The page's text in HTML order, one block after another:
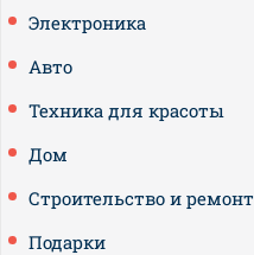
Электроника
Авто
Техника для красоты
Дом
Строительство и ремонт
Подарки